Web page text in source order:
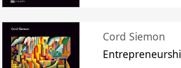
Cord Siemon